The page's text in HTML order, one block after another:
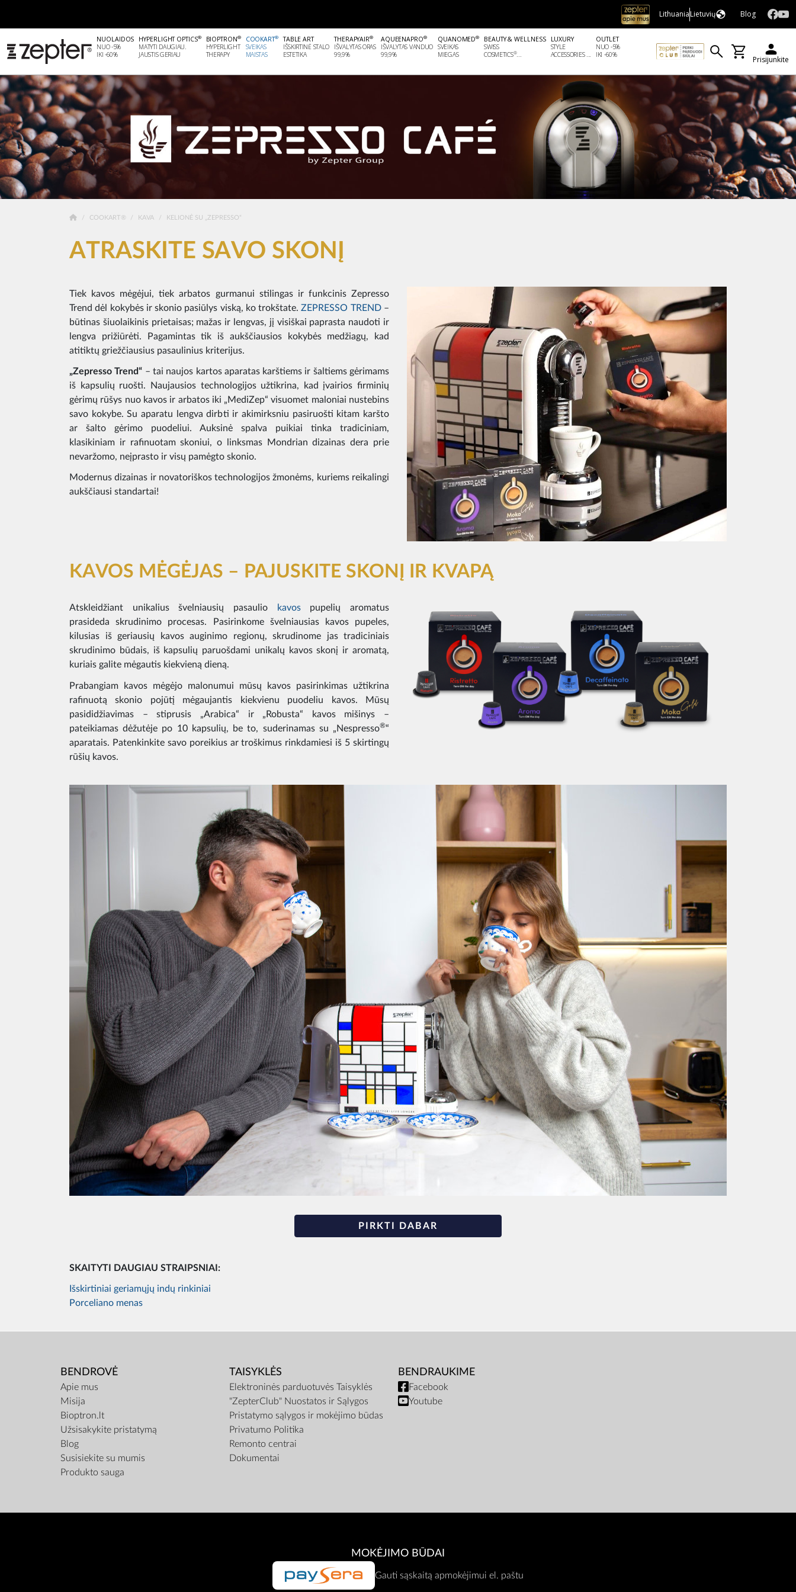
LithuaniaLietuvių Blog
NUOLAIDOS
NUO -5%
IKI -60%
HYPERLIGHT OPTICS®
MATYTI DAUGIAU.
JAUSTIS GERIAU
BIOPTRON®
HYPERLIGHT
THERAPY
COOKART®
SVEIKAS
MAISTAS
TABLE ART
IŠSKIRTINĖ STALO
ESTETIKA
THERAPYAIR®
IŠVALYTAS ORAS
99,9%
AQUEENAPRO®
IŠVALYTAS VANDUO
99,9%
QUANOMED®
SVEIKAS
MIEGAS
BEAUTY & WELLNESS
SWISS
COSMETICS®...
LUXURY
STYLE
ACCESSORIES ...
OUTLET
NUO -5%
IKI -60%
Prisijunkite
COOKART® KAVA KELIONĖ SU „ZEPRESSO“
ATRASKITE SAVO SKONĮ
Tiek kavos mėgėjui, tiek arbatos gurmanui stilingas ir funkcinis Zepresso
Trend dėl kokybės ir skonio pasiūlys viską, ko trokštate.ZEPRESSO TREND–
būtinas šiuolaikinis prietaisas; mažas ir lengvas, jį visiškai paprasta naudoti ir
lengva prižiūrėti. Pagamintas tik iš aukščiausios kokybės medžiagų, kad
atitiktų griežčiausius pasaulinius kriterijus.
„Zepresso Trend“ – tai naujos kartos aparatas karštiems ir šaltiems gėrimams
iš kapsulių ruošti. Naujausios technologijos užtikrina, kad įvairios firminių
gėrimų rūšys nuo kavos ir arbatos iki „MediZep“ visuomet maloniai nustebins
savo kokybe. Su aparatu lengva dirbti ir akimirksniu pasiruošti kitam karšto
ar šalto gėrimo puodeliui. Auksinė spalva puikiai tinka tradiciniam,
klasikiniam ir rafinuotam skoniui, o linksmas Mondrian dizainas dera prie
nevaržomo, neįprasto ir visų pamėgto skonio.
Modernus dizainas ir novatoriškos technologijos žmonėms, kuriems reikalingi
aukščiausi standartai!
KAVOS MĖGĖJAS – PAJUSKITE SKONĮ IR KVAPĄ
Atskleidžiant unikalius švelniausių pasaulio kavospupelių aromatus
prasideda skrudinimo procesas. Pasirinkome švelniausias kavos pupeles,
kilusias iš geriausių kavos auginimo regionų, skrudinome jas tradiciniais
skrudinimo būdais, iš kapsulių paruošdami unikalų kavos skonį ir aromatą,
kuriais galite mėgautis kiekvieną dieną.
Prabangiam kavos mėgėjo malonumui mūsų kavos pasirinkimas užtikrina
rafinuotą skonio pojūtį mėgaujantis kiekvienu puodeliu kavos. Mūsų
pasididžiavimas – stiprusis „Arabica“ ir „Robusta“ kavos mišinys –
pateikiamas dėžutėje po 10 kapsulių, be to, suderinamas su „Nespresso®“
aparatais. Patenkinkite savo poreikius ar troškimus rinkdamiesi iš 5 skirtingų
rūšių kavos.
PIRKTI DABAR
SKAITYTI DAUGIAU STRAIPSNIAI:
Išskirtiniai geriamųjų indų rinkiniai
Porceliano menas
BENDROVĖ
Apie mus
Misija
Bioptron.lt
Užsisakykite pristatymą
Blog
Susisiekite su mumis
Produkto sauga
TAISYKLĖS
Elektroninės parduotuvės Taisyklės
"ZepterClub" Nuostatos ir Sąlygos
Pristatymo sąlygos ir mokėjimo būdas
Privatumo Politika
Remonto centrai
Dokumentai
BENDRAUKIME
Facebook
Youtube
MOKĖJIMO BŪDAI
Gauti sąskaitą apmokėjimui el. paštu